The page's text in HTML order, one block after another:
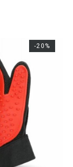
-20%